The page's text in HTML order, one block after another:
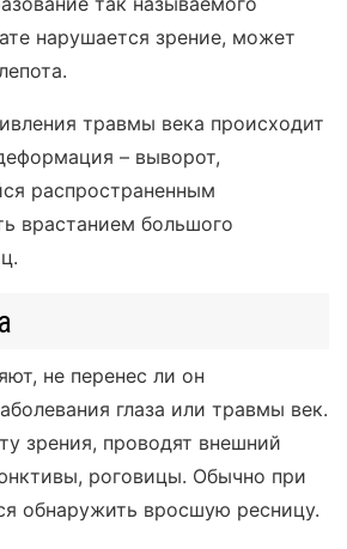
нарушается зрение, может
травмы века происходит
– выворот,
распространенным
врастанием большого
не перенес ли он
глаза или травмы век.
зрения, проводят внешний
роговицы. Обычно при
обнаружить вросшую ресницу.